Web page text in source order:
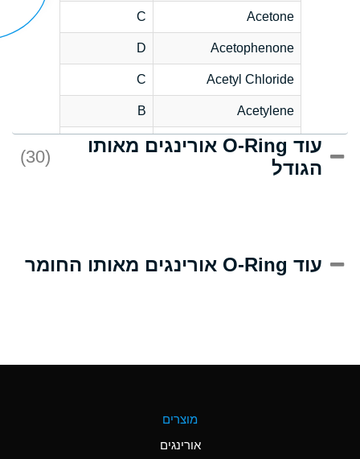
Acetone
C
Acetophenone
D
Acetyl Chloride
C
Acetylene
B
Acrlylonitrile
D
Adipic Acid
(Aqueous)
Aluminum Nitrate
עוד O-Ring אורינגים מאותו
הגודל
(30)
עוד O-Ring אורינגים מאותו החומר
מוצרים
אורינגים